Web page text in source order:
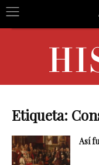
Etiqueta:
Así